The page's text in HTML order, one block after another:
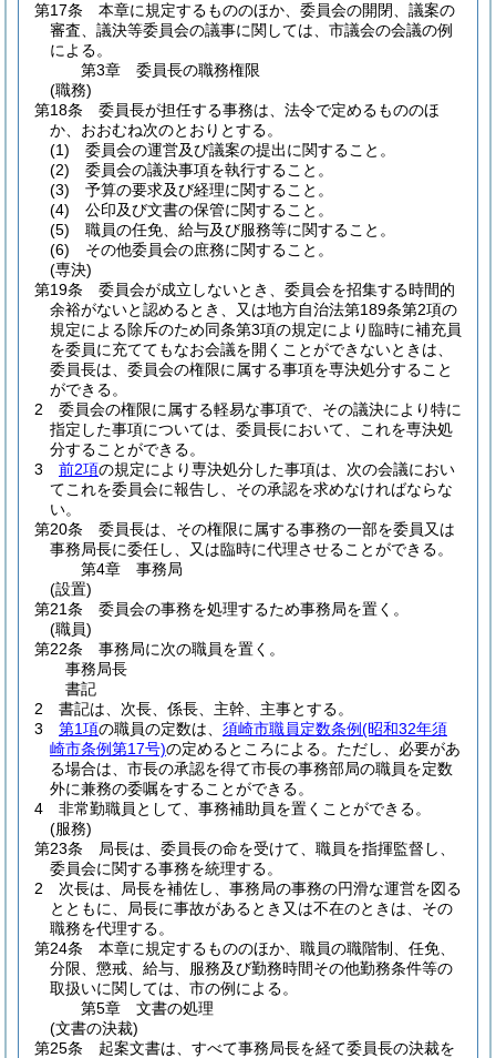
第17条
本章に規定するもののほか、委員会の開閉、議案の
審査、議決等委員会の議事に関しては、市議会の会議の例
による。
第3章
委員長の職務権限
(職務)
第18条
委員長が担任する事務は、法令で定めるもののほ
か、おおむね次のとおりとする。
(1)
委員会の運営及び議案の提出に関すること。
(2)
委員会の議決事項を執行すること。
(3)
予算の要求及び経理に関すること。
(4)
公印及び文書の保管に関すること。
(5)
職員の任免、給与及び服務等に関すること。
(6)
その他委員会の庶務に関すること。
(専決)
第19条
委員会が成立しないとき、委員会を招集する時間的
余裕がないと認めるとき、又は地方自治法第189条第2項の
規定による除斥のため同条第3項の規定により臨時に補充員
を委員に充ててもなお会議を開くことができないときは、
委員長は、委員会の権限に属する事項を専決処分すること
ができる。
2
委員会の権限に属する軽易な事項で、その議決により特に
指定した事項については、委員長において、これを専決処
分することができる。
3
前2項の規定により専決処分した事項は、次の会議におい
てこれを委員会に報告し、その承認を求めなければならな
い。
第20条
委員長は、その権限に属する事務の一部を委員又は
事務局長に委任し、又は臨時に代理させることができる。
第4章
事務局
(設置)
第21条
委員会の事務を処理するため事務局を置く。
(職員)
第22条
事務局に次の職員を置く。
事務局長
書記
2
書記は、次長、係長、主幹、主事とする。
3
第1項の職員の定数は、 須崎市職員定数条例(昭和32年須
崎市条例第17号)の定めるところによる。 ただし、必要があ
る場合は、市長の承認を得て市長の事務部局の職員を定数
外に兼務の委嘱をすることができる。
4
非常勤職員として、事務補助員を置くことができる。
(服務)
第23条
局長は、委員長の命を受けて、職員を指揮監督し、
委員会に関する事務を統理する。
2
次長は、局長を補佐し、事務局の事務の円滑な運営を図る
とともに、局長に事故があるとき又は不在のときは、その
職務を代理する。
第24条
本章に規定するもののほか、職員の職階制、任免、
分限、懲戒、給与、服務及び勤務時間その他勤務条件等の
取扱いに関しては、市の例による。
第5章
文書の処理
(文書の決裁)
第25条
起案文書は、すべて事務局長を経て委員長の決裁を